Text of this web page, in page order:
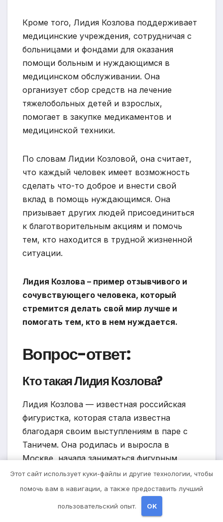
Кроме того, Лидия Козлова поддерживает
медицинские учреждения, сотрудничая с
больницами и фондами для оказания
помощи больным и нуждающимся в
медицинском обслуживании. Она
организует сбор средств на лечение
тяжелобольных детей и взрослых,
помогает в закупке медикаментов и
медицинской техники.
По словам Лидии Козловой, она считает,
что каждый человек имеет возможность
сделать что-то доброе и внести свой
вклад в помощь нуждающимся. Она
призывает других людей присоединиться
к благотворительным акциям и помочь
тем, кто находится в трудной жизненной
ситуации.
Лидия Козлова – пример отзывчивого и
сочувствующего человека, который
стремится делать свой мир лучше и
помогать тем, кто в нем нуждается.
Вопрос-ответ:
Кто такая Лидия Козлова?
Лидия Козлова — известная российская
фигуристка, которая стала известна
благодаря своим выступлениям в паре с
Таничем. Она родилась и выросла в
Москве, начала заниматься фигурным
катанием уже в раннем детстве.
Сколько лет Лидии Козловой?
Этот сайт использует куки-файлы и другие технологии, чтобы
помочь вам в навигации, а также предоставить лучший
пользовательский опыт. OK